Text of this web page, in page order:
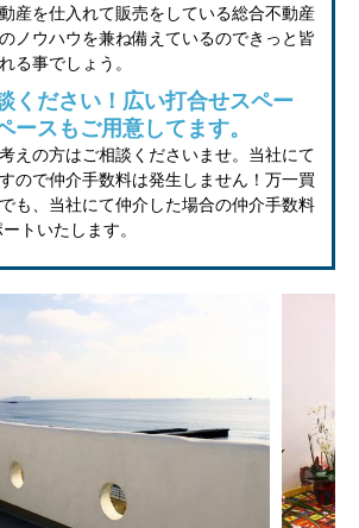
産を仕入れて販売をしている総合不動産
ノウハウを兼ね備えているのできっと皆
る事でしょう。
ください！広い打合せスペー
ースもご用意してます。
えの方はご相談くださいませ。当社にて
ので仲介手数料は発生しません！万一買
も、当社にて仲介した場合の仲介手数料
トいたします。